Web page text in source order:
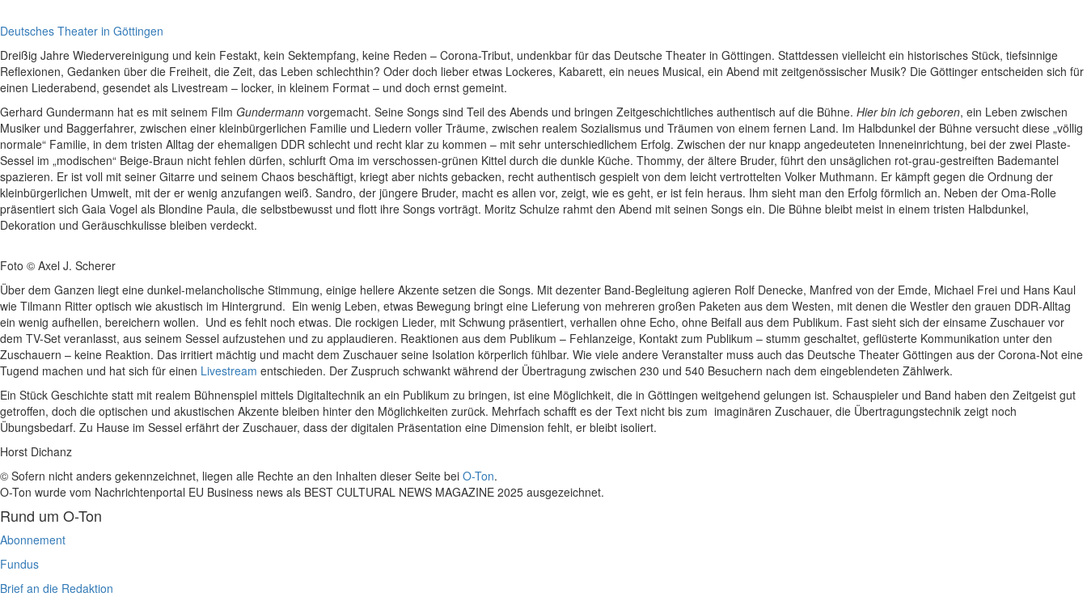
Deutsches Theater in Göttingen
Dreißig Jahre Wiedervereinigung und kein Festakt, kein Sektempfang, keine Reden – Corona-Tribut, undenkbar für das Deutsche Theater in Göttingen. Stattdessen vielleicht ein historisches Stück, tiefsinnige
Reflexionen, Gedanken über die Freiheit, die Zeit, das Leben schlechthin? Oder doch lieber etwas Lockeres, Kabarett, ein neues Musical, ein Abend mit zeitgenössischer Musik? Die Göttinger entscheiden sich für
einen Liederabend, gesendet als Livestream – locker, in kleinem Format – und doch ernst gemeint.
Gerhard Gundermann hat es mit seinem Film Gundermann vorgemacht. Seine Songs sind Teil des Abends und bringen Zeitgeschichtliches authentisch auf die Bühne. Hier bin ich geboren, ein Leben zwischen
Musiker und Baggerfahrer, zwischen einer kleinbürgerlichen Familie und Liedern voller Träume, zwischen realem Sozialismus und Träumen von einem fernen Land. Im Halbdunkel der Bühne versucht diese „völlig
normale“ Familie, in dem tristen Alltag der ehemaligen DDR schlecht und recht klar zu kommen – mit sehr unterschiedlichem Erfolg. Zwischen der nur knapp angedeuteten Inneneinrichtung, bei der zwei Plaste-
Sessel im „modischen“ Beige-Braun nicht fehlen dürfen, schlurft Oma im verschossen-grünen Kittel durch die dunkle Küche. Thommy, der ältere Bruder, führt den unsäglichen rot-grau-gestreiften Bademantel
spazieren. Er ist voll mit seiner Gitarre und seinem Chaos beschäftigt, kriegt aber nichts gebacken, recht authentisch gespielt von dem leicht vertrottelten Volker Muthmann. Er kämpft gegen die Ordnung der
kleinbürgerlichen Umwelt, mit der er wenig anzufangen weiß. Sandro, der jüngere Bruder, macht es allen vor, zeigt, wie es geht, er ist fein heraus. Ihm sieht man den Erfolg förmlich an. Neben der Oma-Rolle
präsentiert sich Gaia Vogel als Blondine Paula, die selbstbewusst und flott ihre Songs vorträgt. Moritz Schulze rahmt den Abend mit seinen Songs ein. Die Bühne bleibt meist in einem tristen Halbdunkel,
Dekoration und Geräuschkulisse bleiben verdeckt.
Foto © Axel J. Scherer
Über dem Ganzen liegt eine dunkel-melancholische Stimmung, einige hellere Akzente setzen die Songs. Mit dezenter Band-Begleitung agieren Rolf Denecke, Manfred von der Emde, Michael Frei und Hans Kaul
wie Tilmann Ritter optisch wie akustisch im Hintergrund. Ein wenig Leben, etwas Bewegung bringt eine Lieferung von mehreren großen Paketen aus dem Westen, mit denen die Westler den grauen DDR-Alltag
ein wenig aufhellen, bereichern wollen. Und es fehlt noch etwas. Die rockigen Lieder, mit Schwung präsentiert, verhallen ohne Echo, ohne Beifall aus dem Publikum. Fast sieht sich der einsame Zuschauer vor
dem TV-Set veranlasst, aus seinem Sessel aufzustehen und zu applaudieren. Reaktionen aus dem Publikum – Fehlanzeige, Kontakt zum Publikum – stumm geschaltet, geflüsterte Kommunikation unter den
Zuschauern – keine Reaktion. Das irritiert mächtig und macht dem Zuschauer seine Isolation körperlich fühlbar. Wie viele andere Veranstalter muss auch das Deutsche Theater Göttingen aus der Corona-Not eine
Tugend machen und hat sich für einen Livestream entschieden. Der Zuspruch schwankt während der Übertragung zwischen 230 und 540 Besuchern nach dem eingeblendeten Zählwerk.
Ein Stück Geschichte statt mit realem Bühnenspiel mittels Digitaltechnik an ein Publikum zu bringen, ist eine Möglichkeit, die in Göttingen weitgehend gelungen ist. Schauspieler und Band haben den Zeitgeist gut
getroffen, doch die optischen und akustischen Akzente bleiben hinter den Möglichkeiten zurück. Mehrfach schafft es der Text nicht bis zum imaginären Zuschauer, die Übertragungstechnik zeigt noch
Übungsbedarf. Zu Hause im Sessel erfährt der Zuschauer, dass der digitalen Präsentation eine Dimension fehlt, er bleibt isoliert.
Horst Dichanz
© Sofern nicht anders gekennzeichnet, liegen alle Rechte an den Inhalten dieser Seite bei O-Ton.
O-Ton wurde vom Nachrichtenportal EU Business news als BEST CULTURAL NEWS MAGAZINE 2025 ausgezeichnet.
Rund um O-Ton
Abonnement
Fundus
Brief an die Redaktion